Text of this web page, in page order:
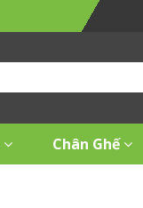
Chân Ghế